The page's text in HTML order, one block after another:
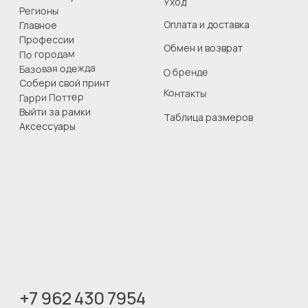
Юридическая информация
СМЗ Гончарова Юлия Игоревна
ИНН 260808755849
Все права защищены
Оферта